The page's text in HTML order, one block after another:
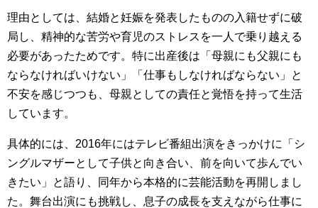
理由としては、結婚と妊娠を発表したものの入籍せずに破
局し、精神的な苦労や育児のストレスを一人で乗り越える
必要があったためです。特に出産後は「母親にも父親にも
ならなければいけない」「仕事もしなければならない」と
不安を感じつつも、母親としての責任と覚悟を持って生活
しています。
具体的には、2016年にはテレビ番組出演をきっかけに「シ
ングルマザーとして子供と向き合い、前を向いて歩んでい
きたい」と語り、同年から本格的に芸能活動を再開しまし
た。舞台出演にも挑戦し、息子の成長を支えながら仕事に